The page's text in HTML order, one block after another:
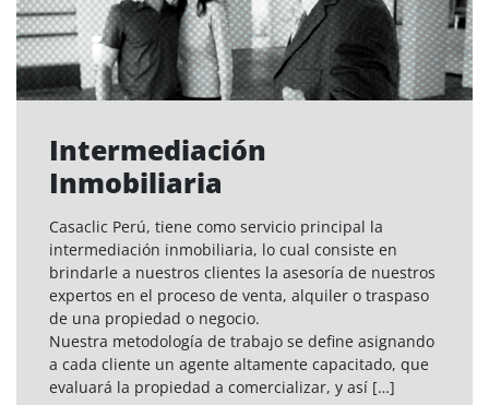
Intermediación
Inmobiliaria
Casaclic Perú, tiene como servicio principal la
intermediación inmobiliaria, lo cual consiste en
brindarle a nuestros clientes la asesoría de nuestros
expertos en el proceso de venta, alquiler o traspaso
de una propiedad o negocio.
Nuestra metodología de trabajo se define asignando
a cada cliente un agente altamente capacitado, que
evaluará la propiedad a comercializar, y así […]